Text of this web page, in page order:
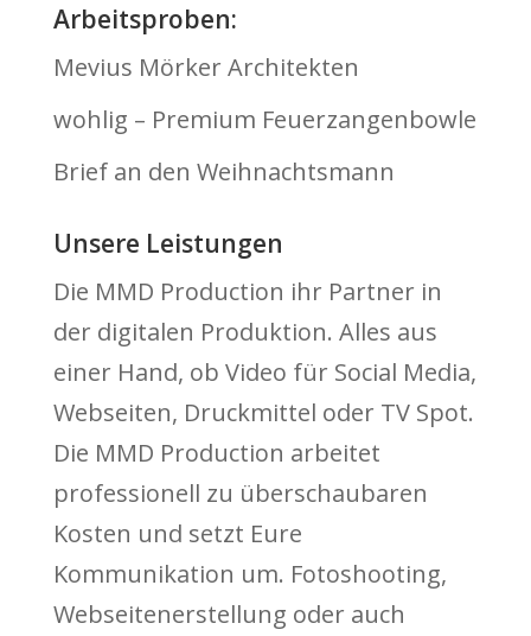
Arbeitsproben:
Mevius Mörker Architekten
wohlig – Premium Feuerzangenbowle
Brief an den Weihnachtsmann
Unsere Leistungen
Die MMD Production ihr Partner in
der digitalen Produktion. Alles aus
einer Hand, ob Video für Social Media,
Webseiten, Druckmittel oder TV Spot.
Die MMD Production arbeitet
professionell zu überschaubaren
Kosten und setzt Eure
Kommunikation um. Fotoshooting,
Webseitenerstellung oder auch